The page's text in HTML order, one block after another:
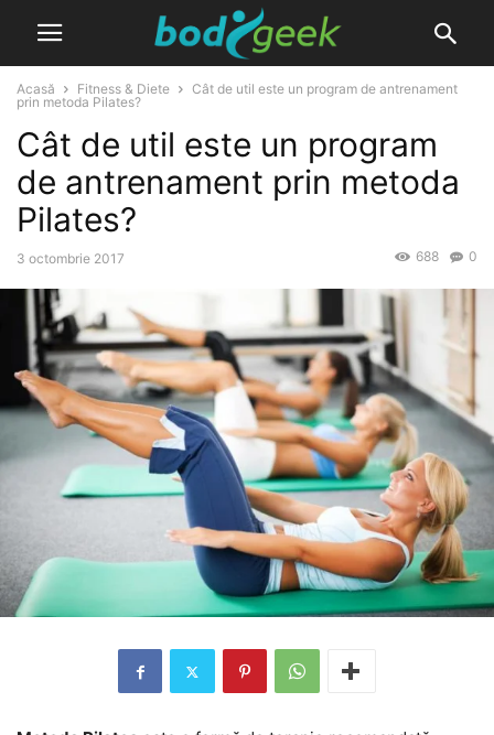
Acasă Fitness & Diete
Cât de util este un program de antrenament
prin metoda Pilates?
Cât de util este un program
de antrenament prin metoda
Pilates?
3 octombrie 2017 0
688